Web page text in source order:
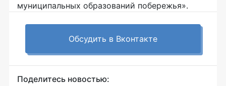
муниципальных образований побережья».
Обсудить в Вконтакте
Поделитесь новостью: